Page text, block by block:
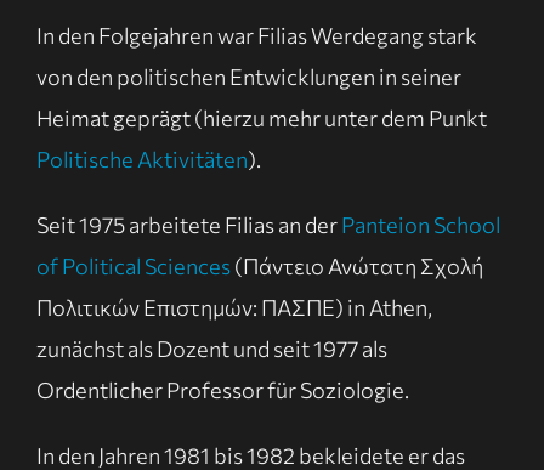
In den Folgejahren war Filias Werdegang stark
von den politischen Entwicklungen in seiner
Heimat geprägt (hierzu mehr unter dem Punkt
Politische Aktivitäten).
Seit 1975 arbeitete Filias an derPanteion School
of Political Sciences(Πάντειο Ανώτατη Σχολή
Πολιτικών Επιστημών: ΠΑΣΠΕ) in Athen,
zunächst als Dozent und seit 1977 als
Ordentlicher Professor für Soziologie.
In den Jahren 1981 bis 1982 bekleidete er das